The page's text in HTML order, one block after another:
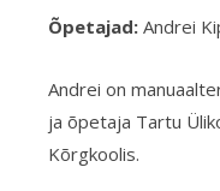
Õpetajad: Andrei
Andrei on
ja õpetaja Tartu
Kõrgkoolis.